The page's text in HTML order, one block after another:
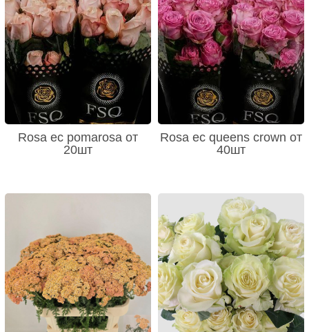
Rosa ec pomarosa от
20шт
Rosa ec queens crown от
40шт